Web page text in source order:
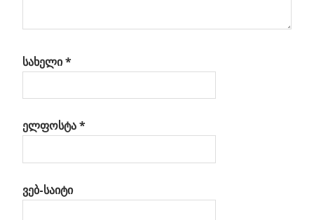
სახელი*
ელფოსტა*
ვებ-საიტი